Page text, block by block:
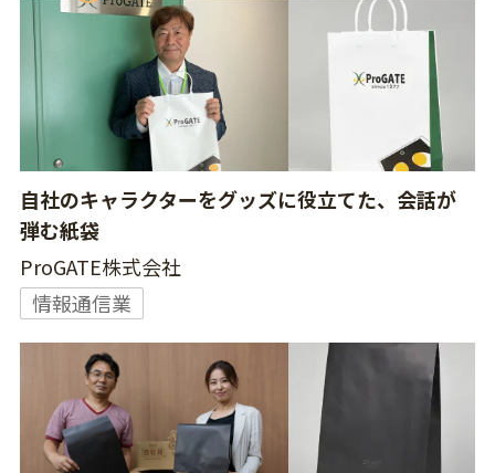
自社のキャラクターをグッズに役立てた、会話が
弾む紙袋
ProGATE株式会社
情報通信業